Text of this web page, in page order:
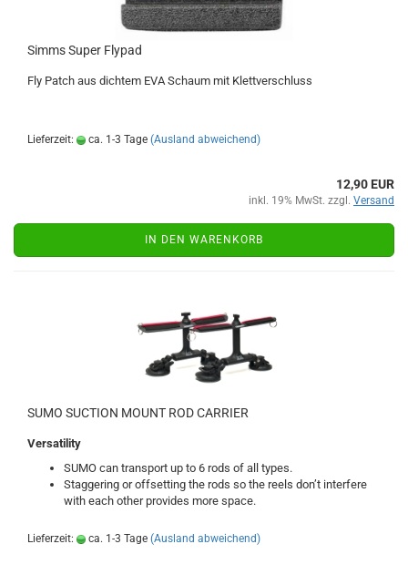
Simms Super Flypad
Fly Patch aus dichtem EVA Schaum mit Klettverschluss
Lieferzeit: ca. 1-3 Tage (Ausland abweichend)
12,90 EUR
inkl. 19% MwSt. zzgl. Versand
IN DEN WARENKORB
SUMO SUCTION MOUNT ROD CARRIER
Versatility
SUMO can transport up to 6 rods of all types.
Staggering or offsetting the rods so the reels don’t interfere
with each other provides more space.
Lieferzeit: ca. 1-3 Tage (Ausland abweichend)